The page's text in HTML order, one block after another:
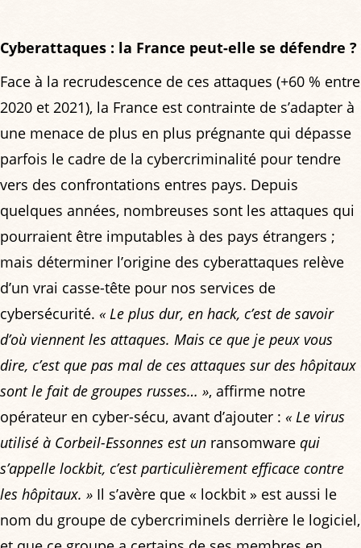
Cyberattaques : la France peut-elle se défendre ?
Face à la recrudescence de ces attaques (+60 % entre
2020 et 2021), la France est contrainte de s’adapter à
une menace de plus en plus prégnante qui dépasse
parfois le cadre de la cybercriminalité pour tendre
vers des confrontations entres pays. Depuis
quelques années, nombreuses sont les attaques qui
pourraient être imputables à des pays étrangers ;
mais déterminer l’origine des cyberattaques relève
d’un vrai casse-tête pour nos services de
cybersécurité. « Le plus dur, en hack, c’est de savoir
d’où viennent les attaques. Mais ce que je peux vous
dire, c’est que pas mal de ces attaques sur des hôpitaux
sont le fait de groupes russes… », affirme notre
opérateur en cyber-sécu, avant d’ajouter : « Le virus
utilisé à Corbeil-Essonnes est un ransomware qui
s’appelle lockbit, c’est particulièrement efficace contre
les hôpitaux. » Il s’avère que « lockbit » est aussi le
nom du groupe de cybercriminels derrière le logiciel,